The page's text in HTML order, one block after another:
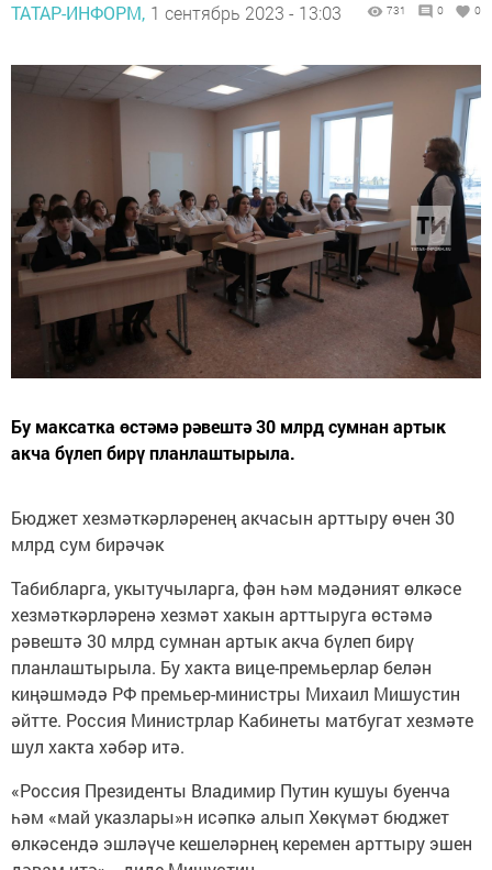
ТАТАР-ИНФОРМ, 1 сентябрь 2023 - 13:03 731 0 0
Бу максатка өстәмә рәвештә 30 млрд сумнан артык
акча бүлеп бирү планлаштырыла.
Бюджет хезмәткәрләренең акчасын арттыру өчен 30
млрд сум бирәчәк
Табибларга, укытучыларга, фән һәм мәдәният өлкәсе
хезмәткәрләренә хезмәт хакын арттыруга өстәмә
рәвештә 30 млрд сумнан артык акча бүлеп бирү
планлаштырыла. Бу хакта вице-премьерлар белән
киңәшмәдә РФ премьер-министры Михаил Мишустин
әйтте. Россия Министрлар Кабинеты матбугат хезмәте
шул хакта хәбәр итә.
«Россия Президенты Владимир Путин кушуы буенча
һәм «май указлары»н исәпкә алып Хөкүмәт бюджет
өлкәсендә эшләүче кешеләрнең керемен арттыру эшен